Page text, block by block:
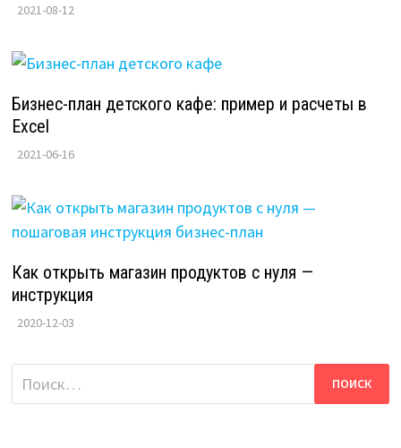
2021-08-12
Бизнес-план детского кафе: пример и расчеты в
Excel
2021-06-16
Как открыть магазин продуктов с нуля —
инструкция
2020-12-03
Найти: